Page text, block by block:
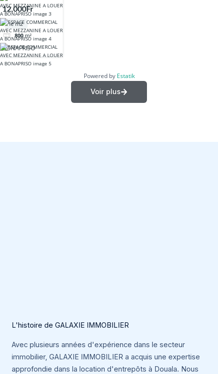
COMMERCIAL
AVEC
MEZZANINE A
LOUER A
BONAPRISO
12,000Fr
le m2
800 m²
BONAPRISO
Powered by Estatik
Voir plus
L'histoire de GALAXIE IMMOBILIER
Avec plusieurs années d'expérience dans le secteur
immobilier, GALAXIE IMMOBILIER a acquis une expertise
approfondie dans la location d'entrepôts à Douala. Nous